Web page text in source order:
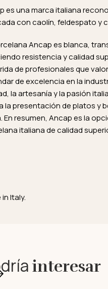
es una marca italiana
con caolín, feldespato y
Ancap es blanca,
resistencia y calidad
de profesionales que
de excelencia en la
la artesanía y la pasión
la presentación de platos y
En resumen, Ancap es la
italiana de calidad
Italy.
interesar